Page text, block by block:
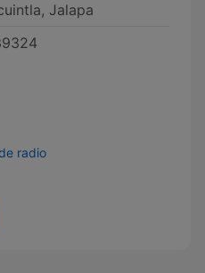
Jalapa
radio